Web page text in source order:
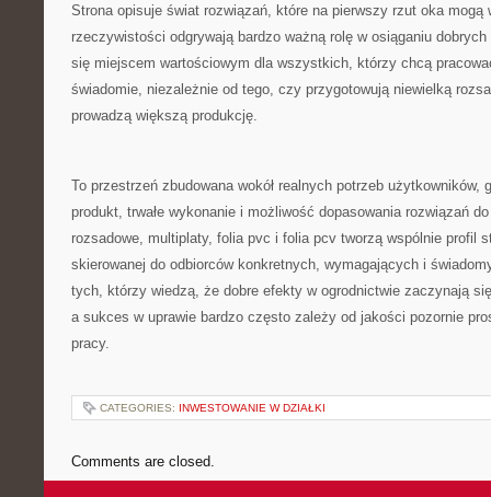
Strona opisuje świat rozwiązań, które na pierwszy rzut oka mogą
rzeczywistości odgrywają bardzo ważną rolę w osiąganiu
się miejscem wartościowym dla wszystkich, którzy chcą
świadomie, niezależnie od tego, czy przygotowują niewielką
prowadzą większą produkcję.
To przestrzeń zbudowana wokół realnych potrzeb
produkt, trwałe wykonanie i możliwość dopasowania rozwiązań
rozsadowe, multiplaty, folia pvc i folia pcv tworzą wspólnie profil
skierowanej do odbiorców konkretnych, wymagających i
tych, którzy wiedzą, że dobre efekty w ogrodnictwie zaczynają
a sukces w uprawie bardzo często zależy od jakości pozornie
pracy.
CATEGORIES: INWESTOWANIE W DZIAŁKI
Comments are closed.